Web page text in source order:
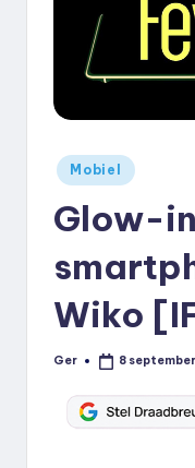
Geplaatst
in
Mobiel
Glow-
Wiko
Geplaatst
Ger 8